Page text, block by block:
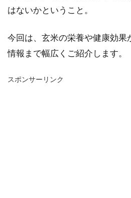
はないかということ。
今回は、玄米の栄養や健康効果
情報まで幅広くご紹介します。
スポンサーリンク